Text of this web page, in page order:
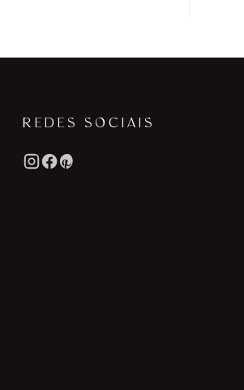
REDES SOCIAIS